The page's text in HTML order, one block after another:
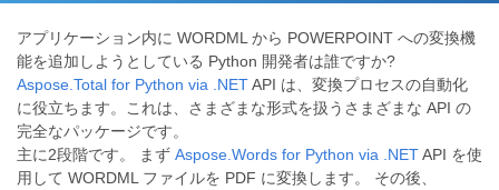
アプリケーション内に WORDML から POWERPOINT への変換機
能を追加しようとしている Python 開発者は誰ですか?
Aspose.Total for Python via .NETAPI は、変換プロセスの自動化
に役立ちます。これは、さまざまな形式を扱うさまざまな API の
完全なパッケージです。
主に2段階です。 まず Aspose.Words for Python via .NETAPI を使
用して WORDML ファイルを PDF に変換します。 その後、